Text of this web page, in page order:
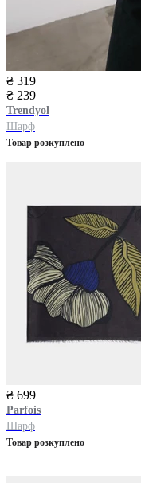
₴ 319
₴ 239
Trendyol
Шарф
Товар розкуплено
₴ 699
Parfois
Шарф
Товар розкуплено